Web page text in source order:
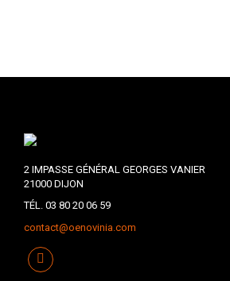
2 IMPASSE GÉNÉRAL GEORGES VANIER
21000 DIJON
TÉL. 03 80 20 06 59
contact@oenovinia.com